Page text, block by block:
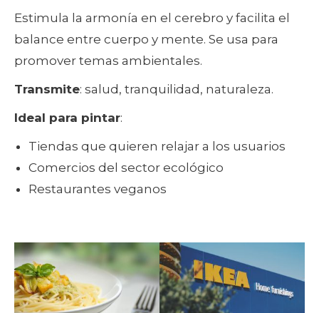
Estimula la armonía en el cerebro y facilita el
balance entre cuerpo y mente. Se usa para
promover temas ambientales.
Transmite: salud, tranquilidad, naturaleza.
Ideal para pintar:
Tiendas que quieren relajar a los usuarios
Comercios del sector ecológico
Restaurantes veganos